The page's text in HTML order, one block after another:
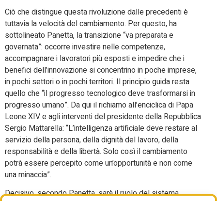
Ciò che distingue questa rivoluzione dalle precedenti è
tuttavia la velocità del cambiamento. Per questo, ha
sottolineato Panetta, la transizione “va preparata e
governata”: occorre investire nelle competenze,
accompagnare i lavoratori più esposti e impedire che i
benefici dell’innovazione si concentrino in poche imprese,
in pochi settori o in pochi territori. Il principio guida resta
quello che “il progresso tecnologico deve trasformarsi in
progresso umano”. Da qui il richiamo all’enciclica di Papa
Leone XIV e agli interventi del presidente della Repubblica
Sergio Mattarella: “L’intelligenza artificiale deve restare al
servizio della persona, della dignità del lavoro, della
responsabilità e della libertà. Solo così il cambiamento
potrà essere percepito come un’opportunità e non come
una minaccia”.
Decisivo, secondo Panetta, sarà il ruolo del sistema